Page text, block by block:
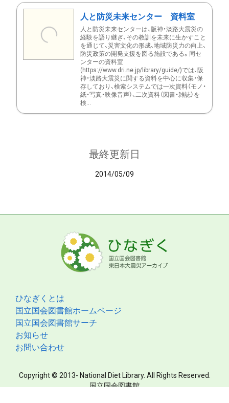
人と防災未来センター 資料室
人と防災未来センターは、阪神・淡路大震災の
経験を語り継ぎ、その教訓を未来に生かすこと
を通じて、災害文化の形成、地域防災力の向上、
防災政策の開発支援を図る施設である。同セ
ンターの資料室
(https://www.dri.ne.jp/library/guide/)では、阪
神・淡路大震災に関する資料を中心に収集・保
存しており、検索システムでは一次資料（モノ・
紙・写真・映像音声）、二次資料（図書・雑誌）を
検...
最終更新日
2014/05/09
ひなぎくとは
国立国会図書館ホームページ
国立国会図書館サーチ
お知らせ
お問い合わせ
Copyright © 2013- National Diet Library. All Rights Reserved.